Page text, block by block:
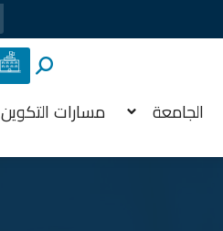
الجامعة مسارات التكوين